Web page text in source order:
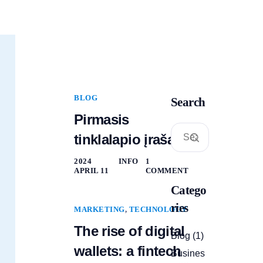
BLOG
Pirmasis
tinklalapio įrašas!
2024
APRIL 11
INFO
1
COMMENT
MARKETING, TECHNOLOGY
The rise of digital
wallets: a fintech
Search
Catego
ries
Blog (1)
Busines